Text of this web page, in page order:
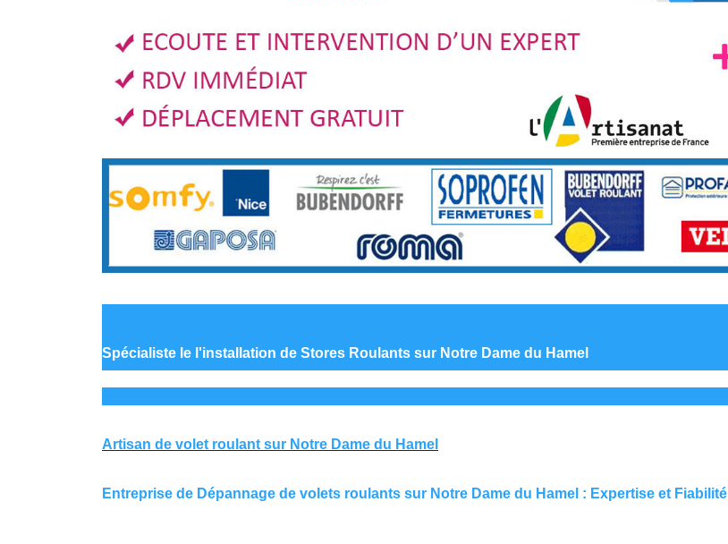
Spécialiste le l'installation de Stores Roulants sur Notre Dame du Hamel
Artisan de volet roulant sur Notre Dame du Hamel
Entreprise de Dépannage de volets roulants sur Notre Dame du Hamel : Expertise et Fiabilité